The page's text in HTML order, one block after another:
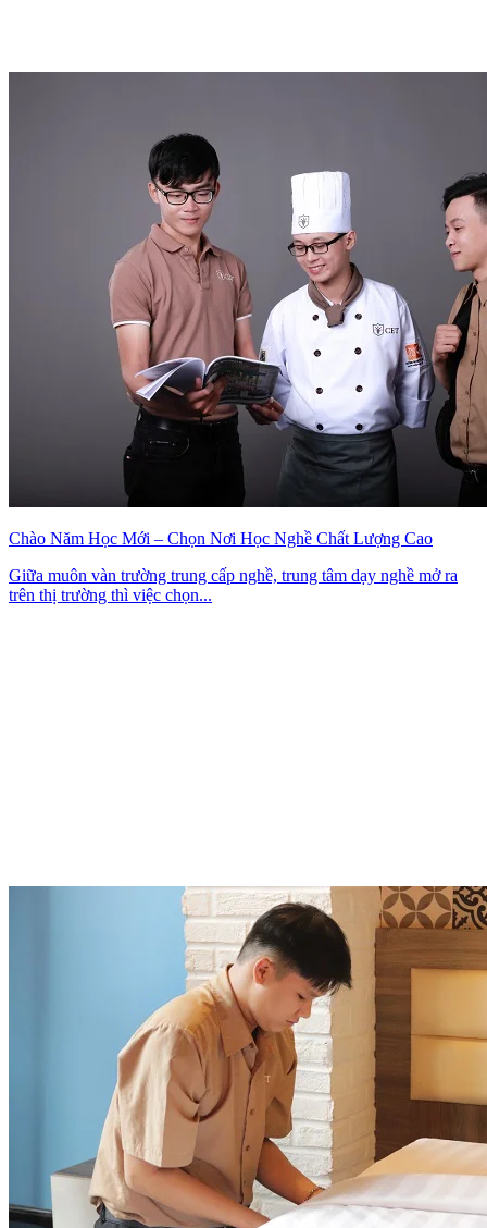
Chào Năm Học Mới – Chọn Nơi Học Nghề Chất Lượng Cao
Giữa muôn vàn trường trung cấp nghề, trung tâm dạy nghề mở ra
trên thị trường thì việc chọn...